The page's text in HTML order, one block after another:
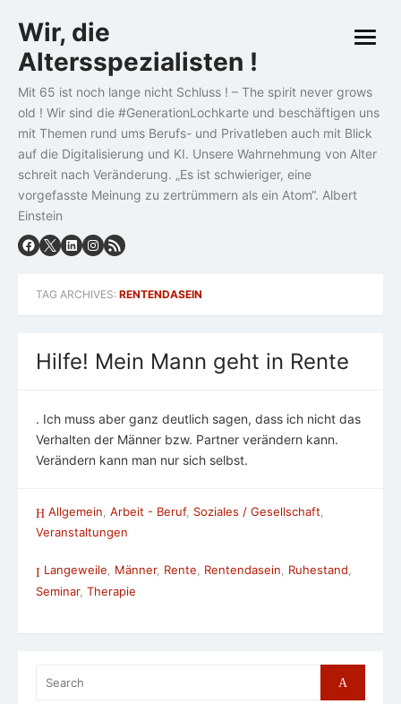
to
content
Wir, die
Altersspezialisten !
Mit 65 ist noch lange nicht Schluss ! – The spirit never grows
old ! Wir sind die #GenerationLochkarte und beschäftigen uns
mit Themen rund ums Berufs- und Privatleben auch mit Blick
auf die Digitalisierung und KI. Unsere Wahrnehmung von Alter
schreit nach Veränderung. „Es ist schwieriger, eine
vorgefasste Meinung zu zertrümmern als ein Atom“. Albert
Einstein
open
TAG ARCHIVES: RENTENDASEIN
Hilfe! Mein Mann geht in Rente
. Ich muss aber ganz deutlich sagen, dass ich nicht das
Verhalten der Männer bzw. Partner verändern kann.
Verändern kann man nur sich selbst.
Allgemein Arbeit - Beruf, Soziales / Gesellschaft
Veranstaltungen
Langeweile, Männer, Rente, Rentendasein, Ruhestand,
Seminar, Therapie
for:
Search